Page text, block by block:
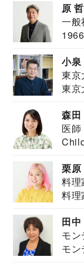
原
一
小泉
東京
東京
森田
医
栗原
料理
料
田
モ
ズ
モ